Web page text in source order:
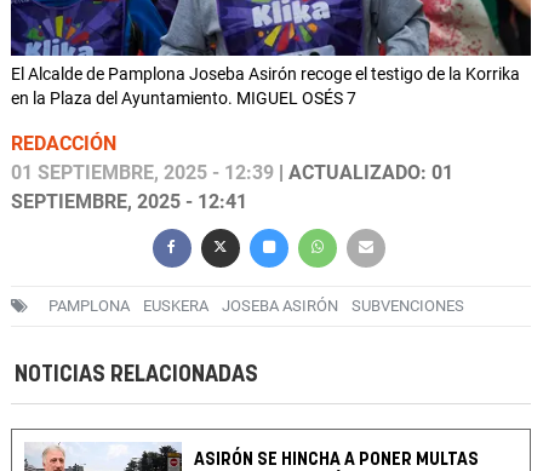
El Alcalde de Pamplona Joseba Asirón recoge el testigo de la Korrika
en la Plaza del Ayuntamiento. MIGUEL OSÉS 7
REDACCIÓN
01 SEPTIEMBRE, 2025 - 12:39 | ACTUALIZADO: 01
SEPTIEMBRE, 2025 - 12:41
PAMPLONA EUSKERA JOSEBA ASIRÓN SUBVENCIONES
NOTICIAS RELACIONADAS
ASIRÓN SE HINCHA A PONER MULTAS